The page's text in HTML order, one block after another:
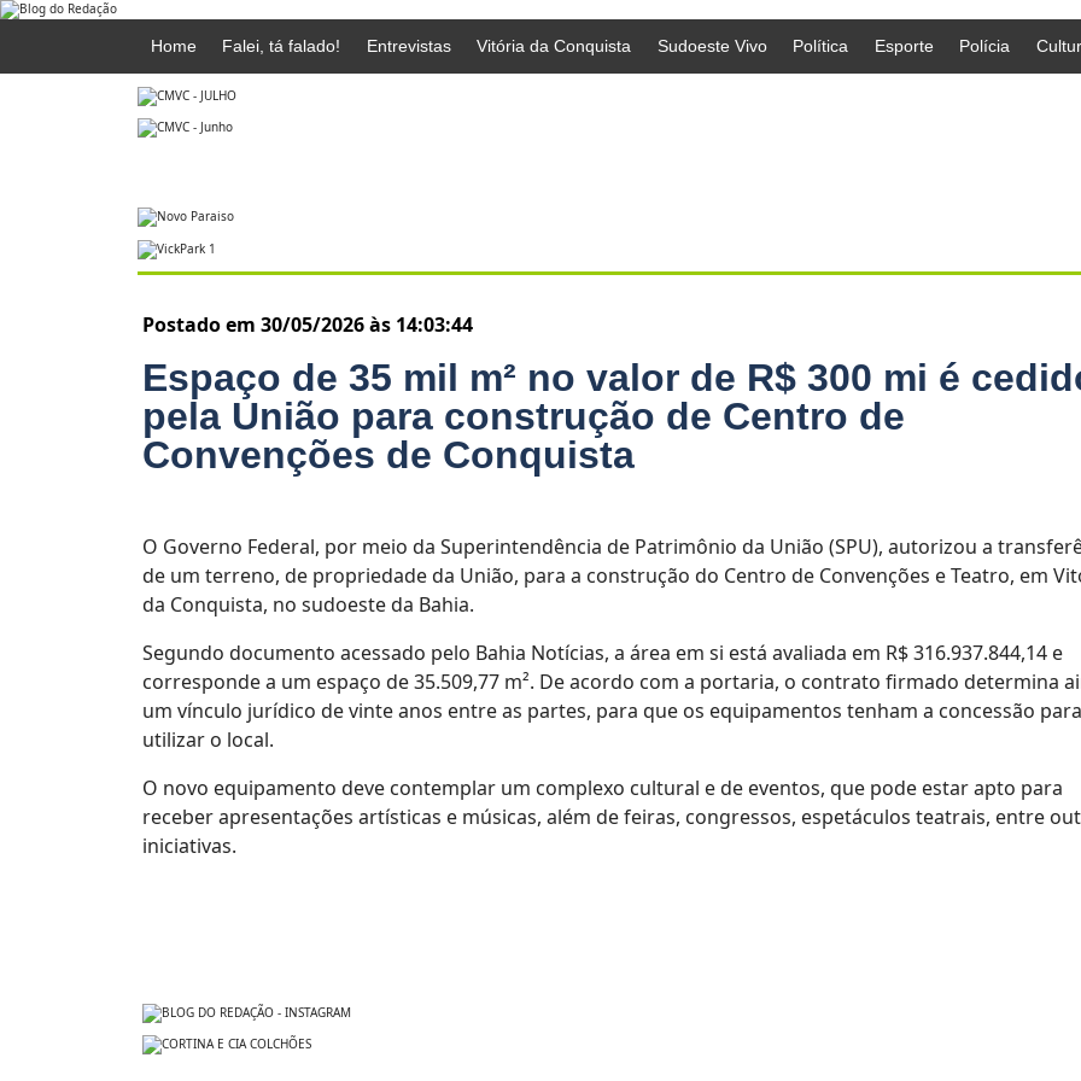
Home Falei, tá falado! Entrevistas Vitória da Conquista Sudoeste Vivo Política Esporte Polícia
Postado em 30/05/2026 às 14:03:44
Espaço de 35 mil m² no valor de R$ 300 mi é
pela União para construção de Centro de
Convenções de Conquista
O Governo Federal, por meio da Superintendência de Patrimônio da União (SPU), autorizou a
de um terreno, de propriedade da União, para a construção do Centro de Convenções e Teatro, em
da Conquista, no sudoeste da Bahia.
Segundo documento acessado pelo Bahia Notícias, a área em si está avaliada em R$ 316.937.844,14 e
corresponde a um espaço de 35.509,77 m². De acordo com a portaria, o contrato firmado determina
um vínculo jurídico de vinte anos entre as partes, para que os equipamentos tenham a concessão para
utilizar o local.
O novo equipamento deve contemplar um complexo cultural e de eventos, que pode estar apto para
receber apresentações artísticas e músicas, além de feiras, congressos, espetáculos teatrais, entre
iniciativas.